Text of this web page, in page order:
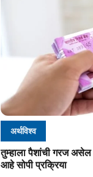
अर्थविश्व
तुम्हाला पैशांची गरज असेल
आहे सोपी प्रक्रिया